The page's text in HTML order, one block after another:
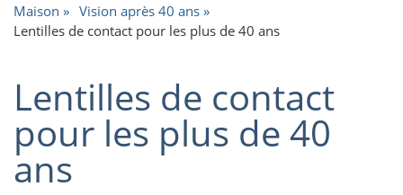
Maison
Vision après 40 ans
Lentilles de contact pour les plus de 40 ans
Lentilles de contact
pour les plus de 40
ans